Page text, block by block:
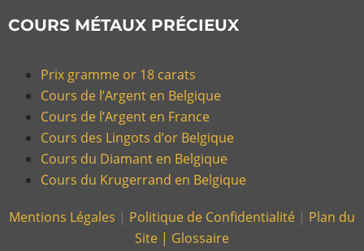
COURS MÉTAUX PRÉCIEUX
Prix gramme or 18 carats
Cours de l’Argent en Belgique
Cours de l’Argent en France
Cours des Lingots d’or Belgique
Cours du Diamant en Belgique
Cours du Krugerrand en Belgique
Mentions Légales | Politique de Confidentialité | Plan du
Site | Glossaire